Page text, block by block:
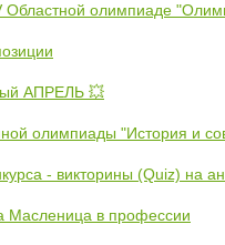
Областной олимпиаде
АПРЕЛЬ 💥
олимпиады "История и
- викторины (Quiz)
Масленица в профессии